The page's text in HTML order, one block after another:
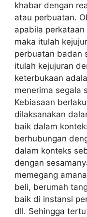
khabar dengan
atau perbuatan.
apabila
maka itulah
perbuatan badan
itulah kejujuran
keterbukaan
menerima segala
Kebiasaan
dilaksanakan
baik dalam
berhubungan
dalam konteks
dengan
memegang
beli, berumah
baik di instansi
dll. Sehingga